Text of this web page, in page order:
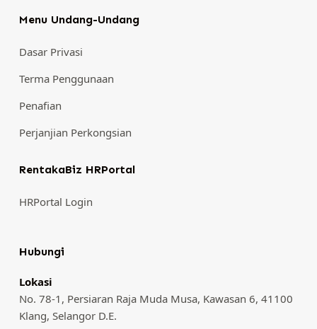
Menu Undang-Undang
Dasar Privasi
Terma Penggunaan
Penafian
Perjanjian Perkongsian
RentakaBiz HRPortal
HRPortal Login
Hubungi
Lokasi
No. 78-1, Persiaran Raja Muda Musa, Kawasan 6, 41100
Klang, Selangor D.E.